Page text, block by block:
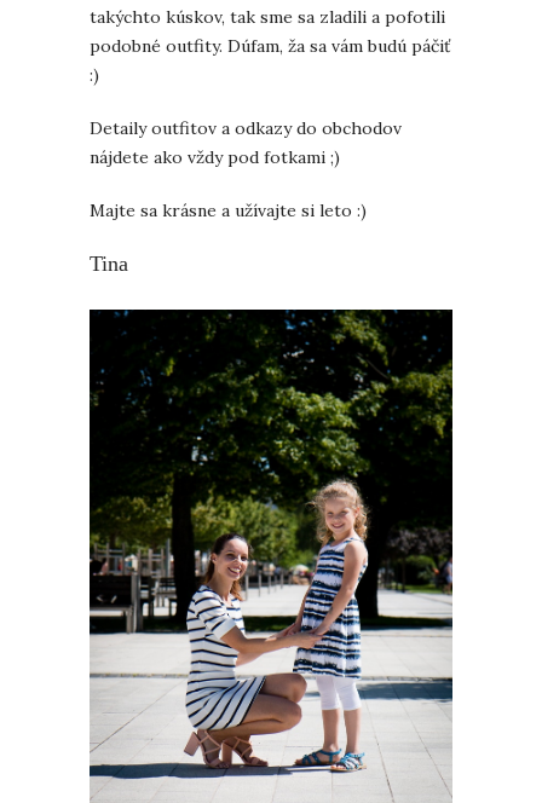
takýchto kúskov, tak sme sa zladili a pofotili
podobné outfity. Dúfam, ža sa vám budú páčiť
:)
Detaily outfitov a odkazy do obchodov
nájdete ako vždy pod fotkami ;)
Majte sa krásne a užívajte si leto :)
Tina